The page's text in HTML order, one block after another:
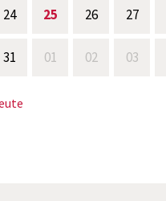
24 25 26 27
31 01 02 03